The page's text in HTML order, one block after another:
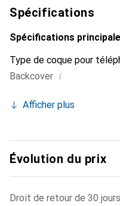
exigeante.
Spécifications
Spécifications
Type de coque pour
Backcover i
Afficher plus
Évolution du prix
Droit de retour de 30 jours